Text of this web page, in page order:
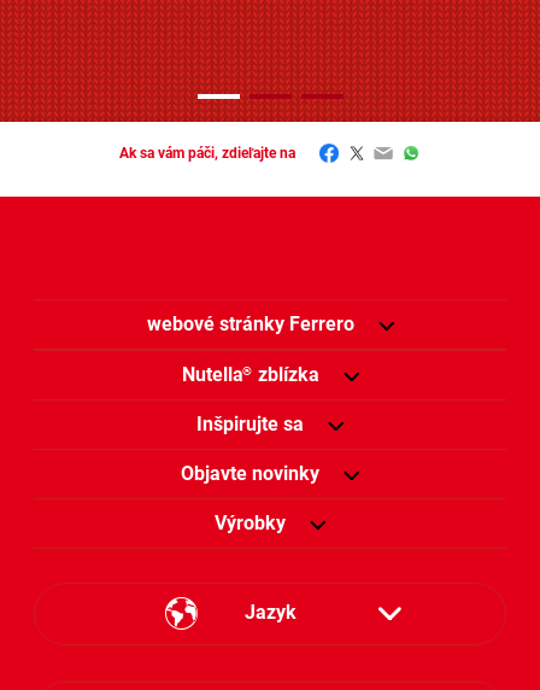
Ak sa vám páči, zdieľajte na Facebook
Twitter
EmailWhatsApp
webové stránky Ferrero
Nutella® zblízka
Inšpirujte sa
Objavte novinky
Výrobky
Jazyk
Česky